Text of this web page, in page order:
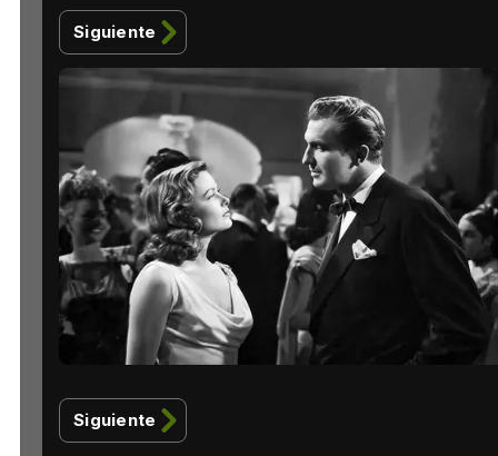
Siguiente
Siguiente